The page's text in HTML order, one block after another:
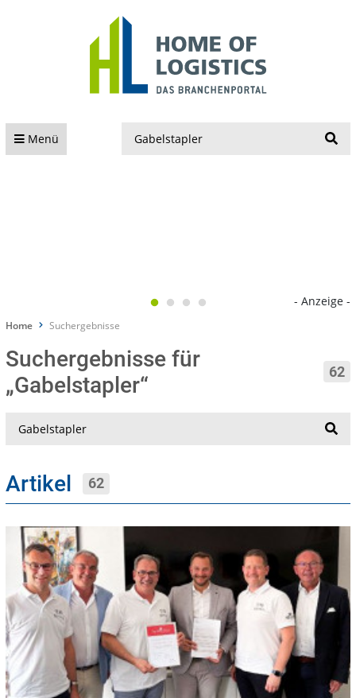
Menü
- Anzeige -
Home Suchergebnisse
Suchergebnisse für
„Gabelstapler“
62
Suche
Artikel 62